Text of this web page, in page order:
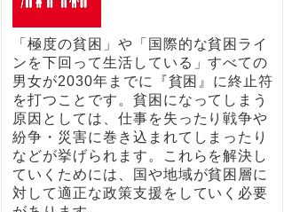
「極度の貧困」や「国際的な貧困ライ
ンを下回って生活している」すべての
男女が2030年までに『貧困』に終止符
を打つことです。貧困になってしまう
原因としては、仕事を失ったり戦争や
紛争・災害に巻き込まれてしまったり
などが挙げられます。これらを解決し
ていくためには、国や地域が貧困層に
対して適正な政策支援をしていく必要